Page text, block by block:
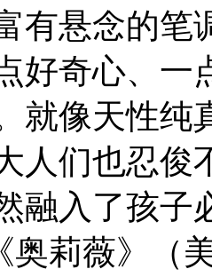
有悬念的笔
好奇心、一
就像天性纯
人们也忍俊
融入了孩子
莉薇》（美